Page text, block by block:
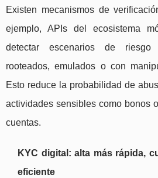
Existen mecanismos de
ejemplo, APIs del ecosistema
detectar escenarios de riesgo
rooteados, emulados o con
Esto reduce la probabilidad de
actividades sensibles como bonos
cuentas.
KYC digital: alta más rápida,
eficiente